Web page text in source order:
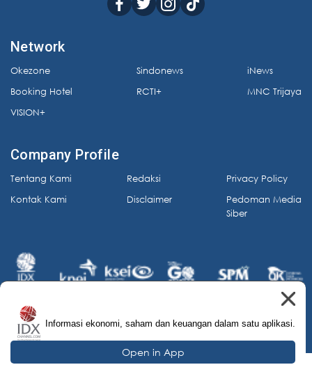
Network
Okezone
Booking Hotel
VISION+
Sindonews
RCTI+
iNews
MNC Trijaya
Company Profile
Tentang Kami
Kontak Kami
Redaksi
Disclaimer
Privacy Policy
Pedoman Media
Siber
© 2026 IDX Channel. All Rights Reserved.
Informasi ekonomi, saham dan keuangan dalam satu aplikasi.
Open in App